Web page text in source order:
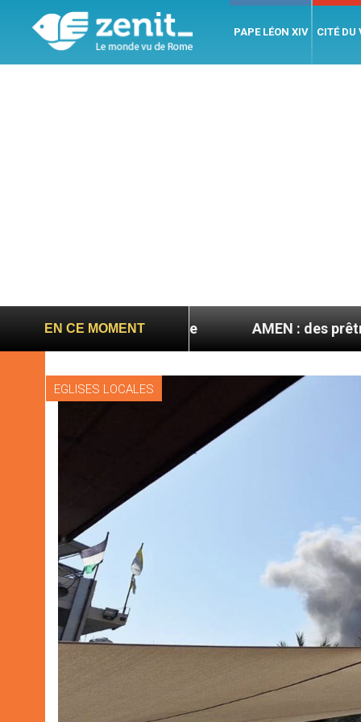
PAPE LÉON XIV CITÉ DU
EN CE MOMENT
en septembre AMEN : des prêtres à portée
EGLISES LOCALES